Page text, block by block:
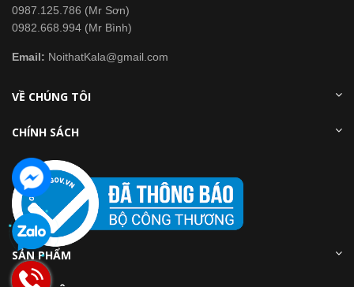
0987.125.786 (Mr Sơn)
0982.668.994 (Mr Bình)
Email: NoithatKala@gmail.com
VỀ CHÚNG TÔI
CHÍNH SÁCH
SẢN PHẨM